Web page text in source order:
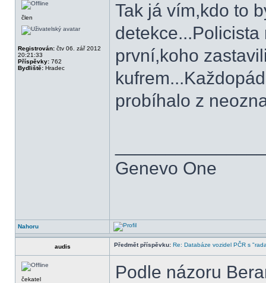
člen
Registrován: čtv 06. zář 2012
20:21:33
Příspěvky: 762
Bydliště: Hradec
Tak já vím,kdo to
první,koho
probíhalo z
Genevo One
Nahoru
audis Předmět příspěvku: Re: Databáze vozidel PČR s
čekatel
Podle názoru